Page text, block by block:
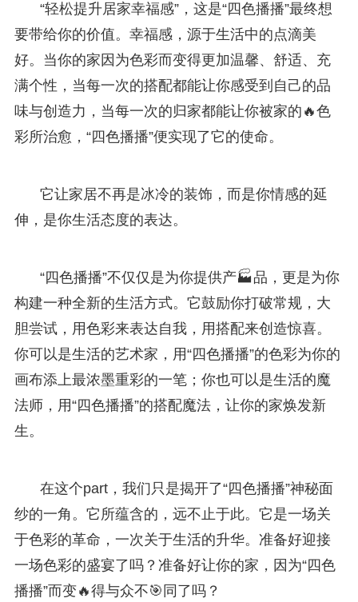
“轻松提升居家幸福感”，这是“四色播播”最终想
要带给你的价值。幸福感，源于生活中的点滴美
好。当你的家因为色彩而变得更加温馨、舒适、充
满个性，当每一次的搭配都能让你感受到自己的品
味与创造力，当每一次的归家都能让你被家的🔥色
彩所治愈，“四色播播”便实现了它的使命。
它让家居不再是冰冷的装饰，而是你情感的延
伸，是你生活态度的表达。
“四色播播”不仅仅是为你提供产🏭品，更是为你
构建一种全新的生活方式。它鼓励你打破常规，大
胆尝试，用色彩来表达自我，用搭配来创造惊喜。
你可以是生活的艺术家，用“四色播播”的色彩为你的
画布添上最浓墨重彩的一笔；你也可以是生活的魔
法师，用“四色播播”的搭配魔法，让你的家焕发新
生。
在这个part，我们只是揭开了“四色播播”神秘面
纱的一角。它所蕴含的，远不止于此。它是一场关
于色彩的革命，一次关于生活的升华。准备好迎接
一场色彩的盛宴了吗？准备好让你的家，因为“四色
播播”而变🔥得与众不🎯同了吗？